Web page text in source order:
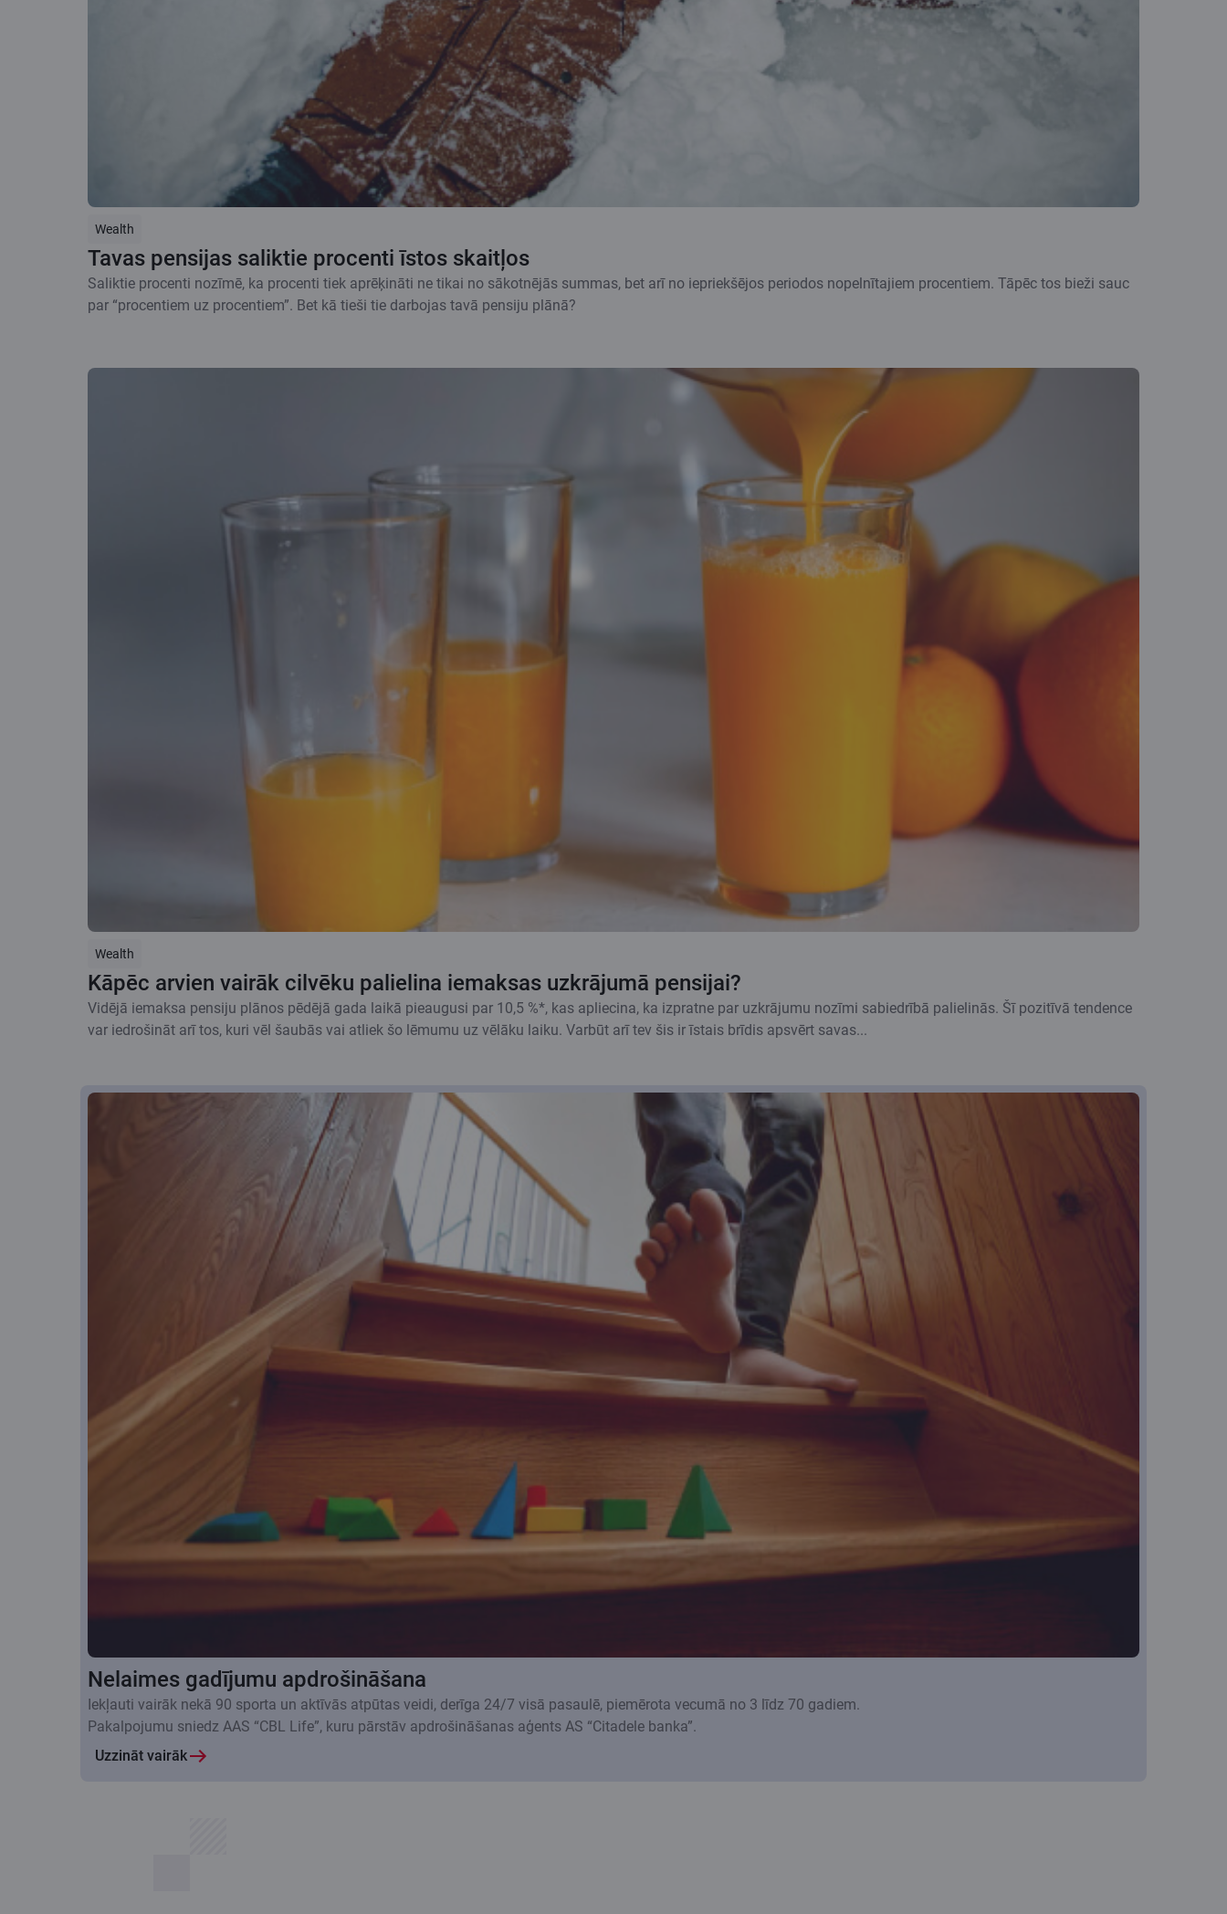
Wealth
Tavas pensijas saliktie procenti īstos skaitļos
Saliktie procenti nozīmē, ka procenti tiek aprēķināti ne tikai no sākotnējās summas, bet arī no iepriekšējos periodos nopelnītajiem procentiem. Tāpēc tos bieži sauc
par “procentiem uz procentiem”. Bet kā tieši tie darbojas tavā pensiju plānā?
Wealth
Kāpēc arvien vairāk cilvēku palielina iemaksas uzkrājumā pensijai?
Vidējā iemaksa pensiju plānos pēdējā gada laikā pieaugusi par 10,5 %*, kas apliecina, ka izpratne par uzkrājumu nozīmi sabiedrībā palielinās. Šī pozitīvā tendence
var iedrošināt arī tos, kuri vēl šaubās vai atliek šo lēmumu uz vēlāku laiku. Varbūt arī tev šis ir īstais brīdis apsvērt savas...
Nelaimes gadījumu apdrošināšana
Iekļauti vairāk nekā 90 sporta un aktīvās atpūtas veidi, derīga 24/7 visā pasaulē, piemērota vecumā no 3 līdz 70 gadiem.
Pakalpojumu sniedz AAS “CBL Life”, kuru pārstāv apdrošināšanas aģents AS “Citadele banka”.
Uzzināt vairāk